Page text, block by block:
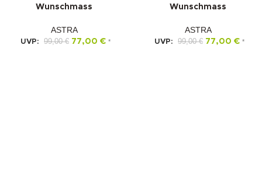
Wunschmass
ASTRA
UVP: 99,00€ 77,00 € *
Wunschmass
ASTRA
UVP: 99,00€ 77,00 € *